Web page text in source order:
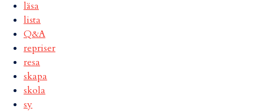
läsa
lista
Q&A
repriser
resa
skapa
skola
sy